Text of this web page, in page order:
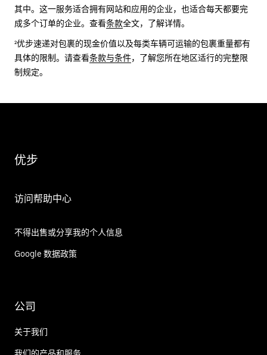
其中。这一服务适合拥有网站和应用的企业，也适合每天都要完
成多个订单的企业。查看条款全文，了解详情。
²优步速递对包裹的现金价值以及每类车辆可运输的包裹重量都有
具体的限制。请查看条款与条件，了解您所在地区适行的完整限
制规定。
优步
访问帮助中心
不得出售或分享我的个人信息
Google 数据政策
公司
关于我们
我们的产品和服务